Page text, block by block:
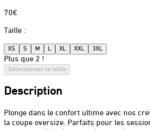
70€
Taille :
XS S M L XL XXL 3XL
Plus que 2 !
Sélectionner la taille
Description
Plonge dans le confort ultime avec nos
la coupe oversize. Parfaits pour les